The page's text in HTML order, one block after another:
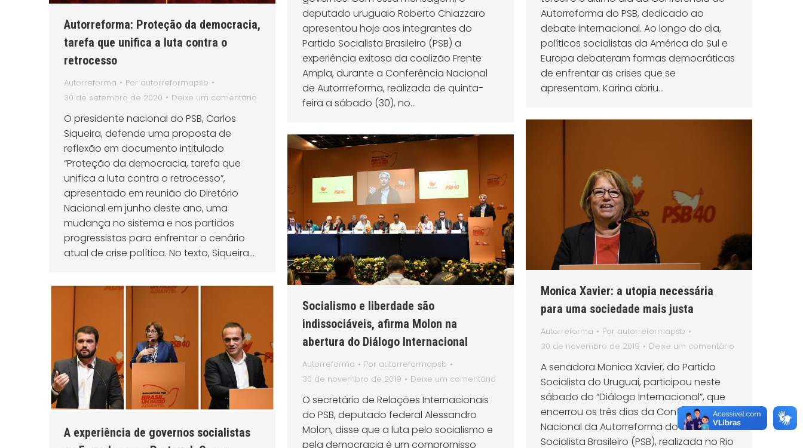
Autorreforma: Proteção da democracia,
tarefa que unifica a luta contra o
retrocesso
Autorreforma Por autorreformapsb
30 de setembro de 2020
Deixe um comentário
O presidente nacional do PSB, Carlos
Siqueira, defende uma proposta de
reflexão em documento intitulado
“Proteção da democracia, tarefa que
unifica a luta contra o retrocesso”,
apresentado em reunião do Diretório
Nacional em junho deste ano, uma
mudança no sistema e nos partidos
progressistas para enfrentar o cenário
atual de crise política. No texto, Siqueira…
deputado uruguaio Roberto Chiazzaro
apresentou hoje aos integrantes do
Partido Socialista Brasileiro (PSB) a
experiência exitosa da coalizão Frente
Ampla, durante a Conferência Nacional
de Autorrreforma, realizada de quinta-
feira a sábado (30), no…
Autorreforma do PSB, dedicado ao
debate internacional. Ao longo do dia,
políticos socialistas da América do Sul e
Europa debateram formas democráticas
de enfrentar as crises que se
apresentam. Karina abriu…
Monica Xavier: a utopia necessária
para uma sociedade mais justa
Autorreforma Por autorreformapsb
30 de novembro de 2019
Deixe um comentário
A senadora Monica Xavier, do Partido
Socialista do Uruguai, participou neste
sábado do “Diálogo Internacional”, que
encerrou os três dias da Conferência
Nacional da Autorreforma do Partido
Socialista Brasileiro (PSB), realizada no Rio
Socialismo e liberdade são
indissociáveis, afirma Molon na
abertura do Diálogo Internacional
Autorreforma Por autorreformapsb
30 de novembro de 2019
Deixe um comentário
O secretário de Relações Internacionais
do PSB, deputado federal Alessandro
Molon, disse que a luta pelo socialismo e
pela democracia é um compromisso
A experiência de governos socialistas